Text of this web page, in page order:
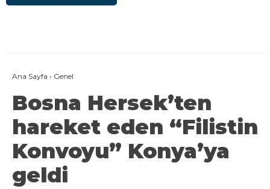
Ana Sayfa › Genel
Bosna Hersek’ten
hareket eden “Filistin
Konvoyu” Konya’ya
geldi